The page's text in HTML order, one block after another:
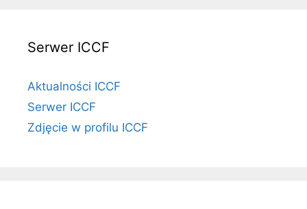
Serwer ICCF
Aktualności ICCF
Serwer ICCF
Zdjęcie w profilu ICCF